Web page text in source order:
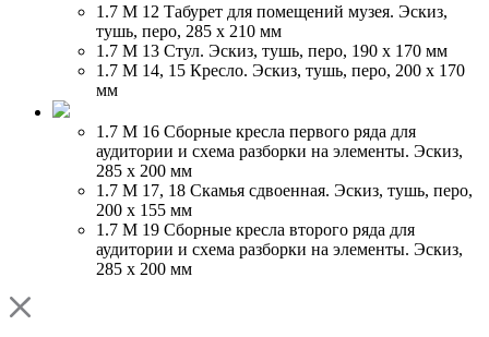
1.7 М 12 Табурет для помещений музея. Эскиз,
тушь, перо, 285 х 210 мм
1.7 М 13 Стул. Эскиз, тушь, перо, 190 х 170 мм
1.7 М 14, 15 Кресло. Эскиз, тушь, перо, 200 х 170
мм
1.7 М 16 Сборные кресла первого ряда для
аудитории и схема разборки на элементы. Эскиз,
285 х 200 мм
1.7 М 17, 18 Скамья сдвоенная. Эскиз, тушь, перо,
200 х 155 мм
1.7 М 19 Сборные кресла второго ряда для
аудитории и схема разборки на элементы. Эскиз,
285 х 200 мм